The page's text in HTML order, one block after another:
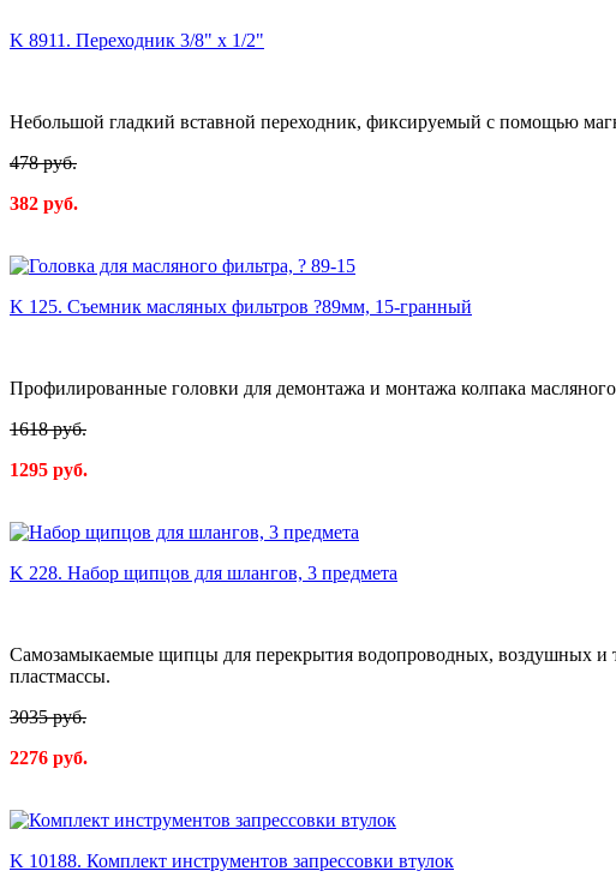
K 8911. Переходник 3/8" x 1/2"
Небольшой гладкий вставной переходник, фиксируемый с помощью
478 руб.
382 руб.
K 125. Съемник масляных фильтров ?89мм, 15-гранный
Профилированные головки для демонтажа и монтажа колпака
1618 руб.
1295 руб.
K 228. Набор щипцов для шлангов, 3 предмета
Самозамыкаемые щипцы для перекрытия водопроводных, воздушных и
пластмассы.
3035 руб.
2276 руб.
K 10188. Комплект инструментов запрессовки втулок